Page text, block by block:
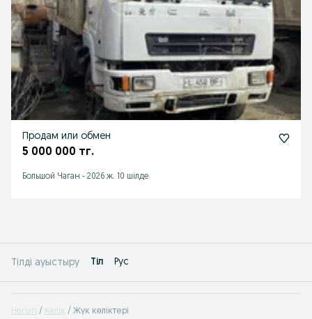
Продам или обмен
5 000 000 тг.
Большой Чаган - 2026 ж. 10 шілде
Тілді ауыстыру Tіл Рус
Негізгі Көлік Жүк көліктері